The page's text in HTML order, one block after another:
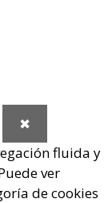
✖
fluida y
ver
de cookies